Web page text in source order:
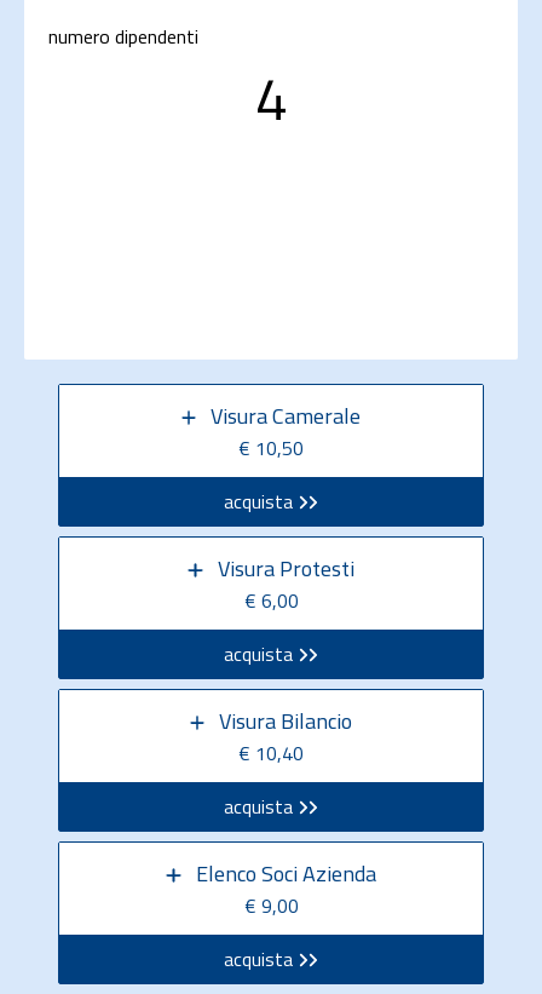
numero dipendenti
4
Visura Camerale
€ 10,50
acquista
Visura Protesti
€ 6,00
acquista
Visura Bilancio
€ 10,40
acquista
Elenco Soci Azienda
€ 9,00
acquista